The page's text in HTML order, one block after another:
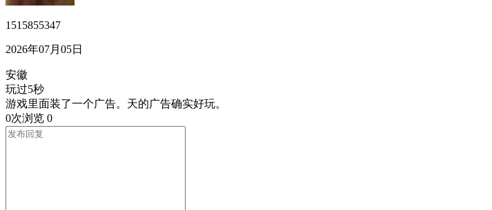
1515855347
2026年07月05日
安徽
玩过5秒
游戏里面装了一个广告。天的广告确实好玩。
0次浏览 0